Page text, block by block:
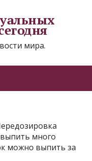
мира.
много
можно выпить за